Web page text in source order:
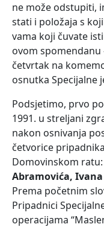
ne može odstupiti,
stati i položaja s
vama koji čuvate
ovom spomendanu
četvrtak na
osnutka Specijalne
Podsjetimo, prvo
1991. u streljani
nakon osnivanja
četvorice
Domovinskom ratu:
Abramovića, Ivana
Prema početnim
Pripadnici
operacijama